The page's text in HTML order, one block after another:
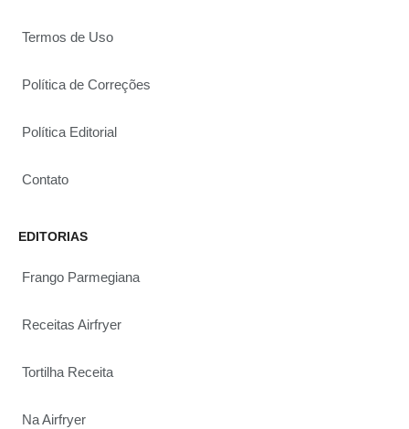
Termos de Uso
Política de Correções
Política Editorial
Contato
EDITORIAS
Frango Parmegiana
Receitas Airfryer
Tortilha Receita
Na Airfryer